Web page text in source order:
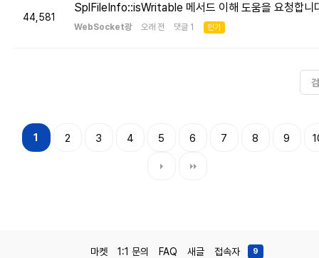
44,581
SplFileInfo::isWritable 메서드 이해 도움을 요청합니
WebSocket광 오래 전 댓글 1 인기
1 2 3 4 5 6 7 8 9
마켓 1:1 문의 FAQ 새글 접속자 9